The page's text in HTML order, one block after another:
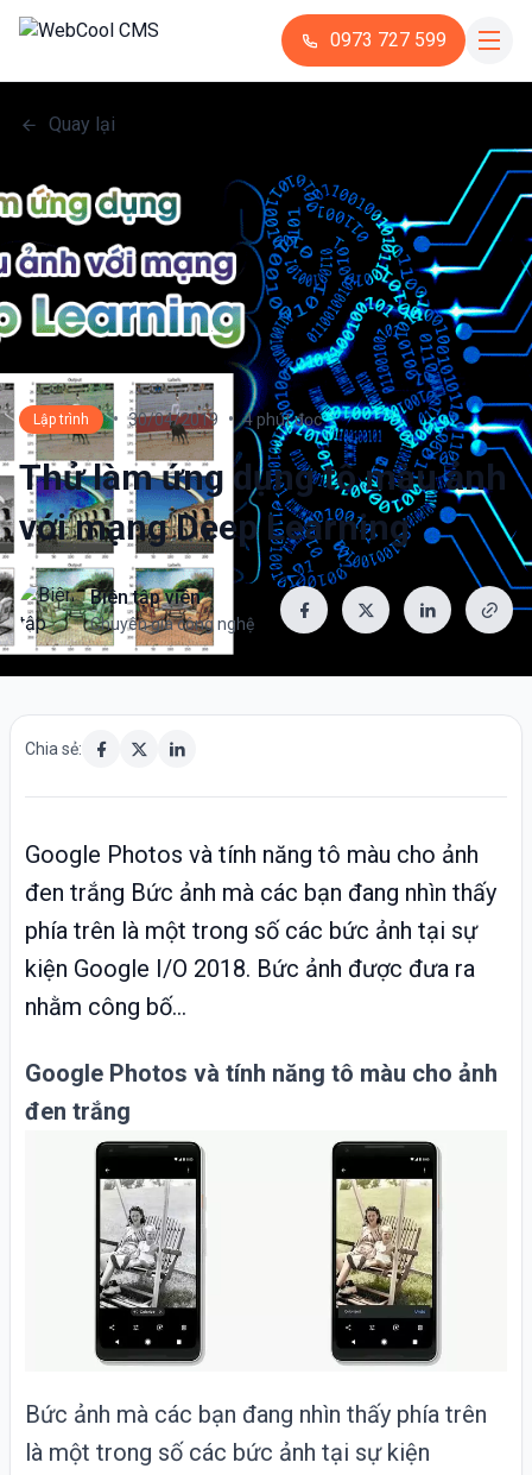
0973 727 599
Quay lại
Lập trình • 30/04/2019 • 4 phút đọc
Thử làm ứng dụng tô màu ảnh
với mạng Deep Learning
Biên tập viên
Chuyên gia công nghệ
Chia sẻ:
Google Photos và tính năng tô màu cho ảnh
đen trắng Bức ảnh mà các bạn đang nhìn thấy
phía trên là một trong số các bức ảnh tại sự
kiện Google I/O 2018. Bức ảnh được đưa ra
nhằm công bố...
Google Photos và tính năng tô màu cho ảnh
đen trắng
Bức ảnh mà các bạn đang nhìn thấy phía trên
là một trong số các bức ảnh tại sự kiện